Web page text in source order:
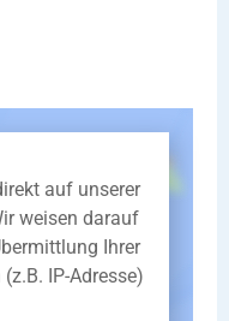
auf unserer
weisen darauf
Ihrer
IP-Adresse)